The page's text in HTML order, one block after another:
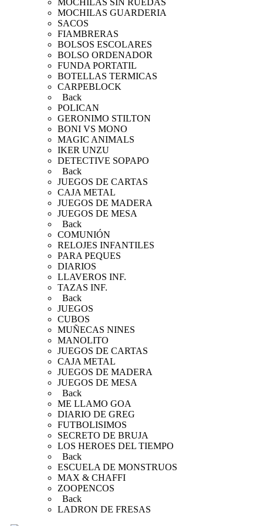
MOCHILAS SIN RUEDAS
MOCHILAS GUARDERIA
SACOS
FIAMBRERAS
BOLSOS ESCOLARES
BOLSO ORDENADOR
FUNDA PORTATIL
BOTELLAS TERMICAS
CARPEBLOCK
Back
POLICAN
GERONIMO STILTON
BONI VS MONO
MAGIC ANIMALS
IKER UNZU
DETECTIVE SOPAPO
Back
JUEGOS DE CARTAS
CAJA METAL
JUEGOS DE MADERA
JUEGOS DE MESA
Back
COMUNIÓN
RELOJES INFANTILES
PARA PEQUES
DIARIOS
LLAVEROS INF.
TAZAS INF.
Back
JUEGOS
CUBOS
MUÑECAS NINES
MANOLITO
JUEGOS DE CARTAS
CAJA METAL
JUEGOS DE MADERA
JUEGOS DE MESA
Back
ME LLAMO GOA
DIARIO DE GREG
FUTBOLISIMOS
SECRETO DE BRUJA
LOS HEROES DEL TIEMPO
Back
ESCUELA DE MONSTRUOS
MAX & CHAFFI
ZOOPENCOS
Back
LADRON DE FRESAS